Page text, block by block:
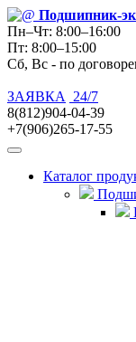
Подшипник-
Пн–Чт: 8:00–16:00
Пт: 8:00–15:00
Сб, Вс - по
ЗАЯВКА
24/7
8(812)904-04-39
+7(906)265-17-55
Каталог